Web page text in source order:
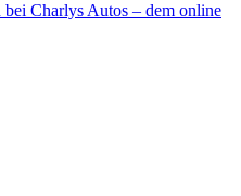
Charlys Autos – dem online